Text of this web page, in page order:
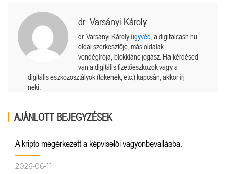
dr. Varsányi Károly
dr. Varsányi Károlyügyvéd , a digitalcash.hu
oldal szerkesztője, más oldalak
vendégírója, blokklánc jogász. Ha kérdésed
van a digitális fizetőeszközök vagy a
digitális eszközosztályok (tokenek, etc.) kapcsán, akkor írj
neki.
AJÁNLOTT BEJEGYZÉSEK
A kripto megérkezett a képviselői vagyonbevallásba.
2026-06-11